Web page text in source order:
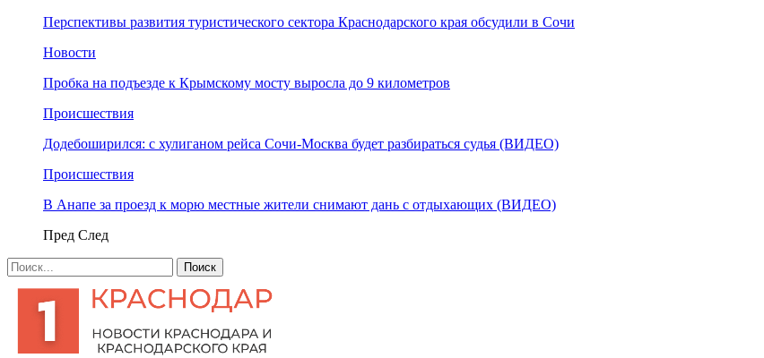
Перспективы развития туристического сектора Краснодарского края обсудили в Сочи
Новости
Пробка на подъезде к Крымскому мосту выросла до 9 километров
Происшествия
Додебоширился: с хулиганом рейса Сочи-Москва будет разбираться судья (ВИДЕО)
Происшествия
В Анапе за проезд к морю местные жители снимают дань с отдыхающих (ВИДЕО)
Пред След